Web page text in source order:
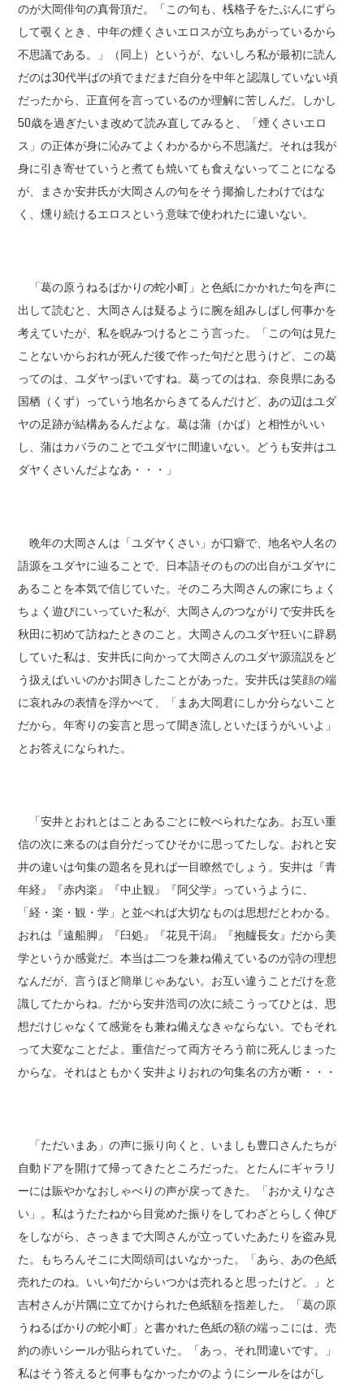
のが大岡俳句の真骨頂だ。「この句も、桟格子をたぶんにずら
して覗くとき、中年の煙くさいエロスが立ちあがっているから
不思議である。」（同上）というが、ないしろ私が最初に読ん
だのは30代半ばの頃でまだまだ自分を中年と認識していない頃
だったから、正直何を言っているのか理解に苦しんだ。しかし
50歳を過ぎたいま改めて読み直してみると、「煙くさいエロ
ス」の正体が身に沁みてよくわかるから不思議だ。それは我が
身に引き寄せていうと煮ても焼いても食えないってことになる
が、まさか安井氏が大岡さんの句をそう揶揄したわけではな
く、燻り続けるエロスという意味で使われたに違いない。
「葛の原うねるばかりの蛇小町」と色紙にかかれた句を声に
出して読むと、大岡さんは疑るように腕を組みしばし何事かを
考えていたが、私を睨みつけるとこう言った。「この句は見た
ことないからおれが死んだ後で作った句だと思うけど、この葛
ってのは、ユダヤっぽいですね。葛ってのはね、奈良県にある
国栖（くず）っていう地名からきてるんだけど、あの辺はユダ
ヤの足跡が結構あるんだよな。葛は蒲（かば）と相性がいい
し、蒲はカバラのことでユダヤに間違いない。どうも安井はユ
ダヤくさいんだよなあ・・・」
晩年の大岡さんは「ユダヤくさい」が口癖で、地名や人名の
語源をユダヤに辿ることで、日本語そのものの出自がユダヤに
あることを本気で信じていた。そのころ大岡さんの家にちょく
ちょく遊びにいっていた私が、大岡さんのつながりで安井氏を
秋田に初めて訪ねたときのこと。大岡さんのユダヤ狂いに辟易
していた私は、安井氏に向かって大岡さんのユダヤ源流説をど
う扱えばいいのかお聞きしたことがあった。安井氏は笑顔の端
に哀れみの表情を浮かべて、「まあ大岡君にしか分らないこと
だから。年寄りの妄言と思って聞き流しといたほうがいいよ」
とお答えになられた。
「安井とおれとはことあるごとに較べられたなあ。お互い重
信の次に来るのは自分だってひそかに思ってたしな。おれと安
井の違いは句集の題名を見れば一目瞭然でしょう。安井は『青
年経』『赤内楽』『中止観』『阿父学』っていうように、
「経・楽・観・学」と並べれば大切なものは思想だとわかる。
おれは『遠船脚』『臼処』『花見干潟』『抱艫長女』だから美
学というか感覚だ。本当は二つを兼ね備えているのが詩の理想
なんだが、言うほど簡単じゃあない。お互い違うことだけを意
識してたからね。だから安井浩司の次に続こうってひとは、思
想だけじゃなくて感覚をも兼ね備えなきゃならない。でもそれ
って大変なことだよ。重信だって両方そろう前に死んじまった
からな。それはともかく安井よりおれの句集名の方が断・・・
「ただいまあ」の声に振り向くと、いましも豊口さんたちが
自動ドアを開けて帰ってきたところだった。とたんにギャラリ
ーには賑やかなおしゃべりの声が戻ってきた。「おかえりなさ
い」。私はうたたねから目覚めた振りをしてわざとらしく伸び
をしながら、さっきまで大岡さんが立っていたあたりを盗み見
た。もちろんそこに大岡頌司はいなかった。「あら、あの色紙
売れたのね。いい句だからいつかは売れると思ったけど。」と
吉村さんが片隅に立てかけられた色紙額を指差した。「葛の原
うねるばかりの蛇小町」と書かれた色紙の額の端っこには、売
約の赤いシールが貼られていた。「あっ、それ間違いです。」
私はそう答えると何事もなかったかのようにシールをはがし